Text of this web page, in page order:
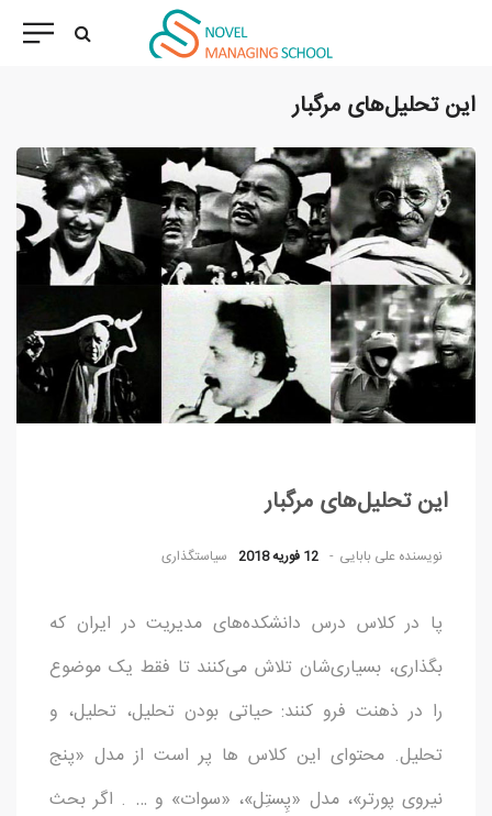
این تحلیل‌های مرگبار
این تحلیل‌های مرگبار
نویسنده علی بابایی 12 فوریه 2018 سیاستگذاری
پا در کلاس درس دانشکده‌های مدیریت در ایران که
بگذاری، بسیاری‌شان تلاش می‌کنند تا فقط یک موضوع
را در ذهنت فرو کنند: حیاتی بودن تحلیل، تحلیل، و
تحلیل. محتوای این کلاس ها پر است از مدل «پنج
نیروی پورتر»، مدل «پِستِل»، «سوات» و … . اگر بحث